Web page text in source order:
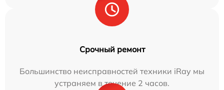
Срочный ремонт
Большинство неисправностей техники iRay мы
устраняем в течение 2 часов.